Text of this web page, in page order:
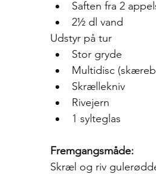
Saften fra 2
2½ dl vand
Udstyr på tur
Stor gryde
Multidisc
Skrællekniv
Rivejern
1 sylteglas
Fremgangsmåde:
Skræl og riv